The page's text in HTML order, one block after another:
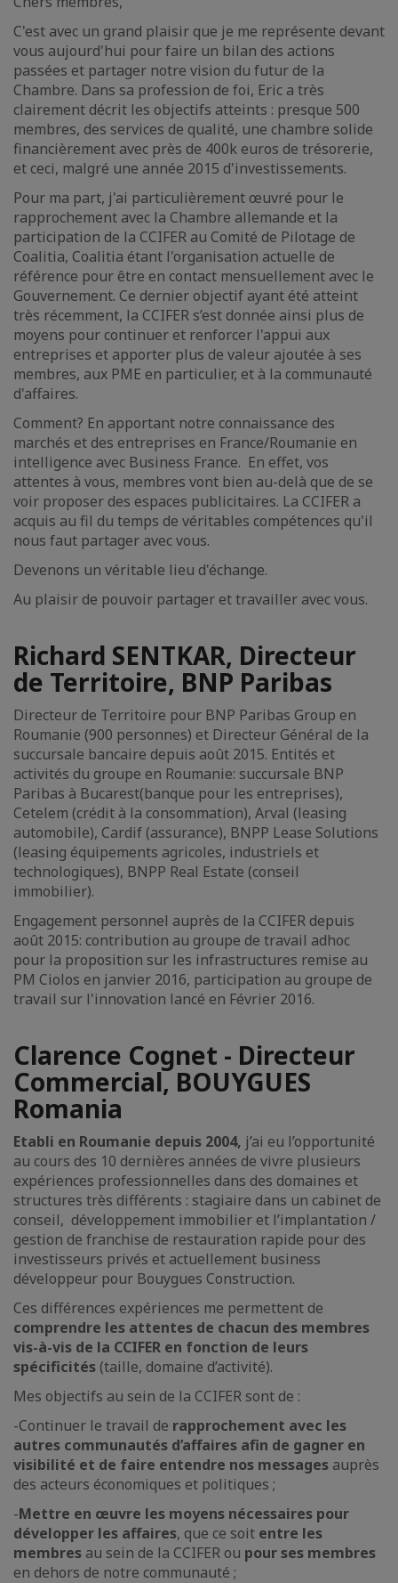
C'est avec un grand plaisir que je me représente devant
vous aujourd'hui pour faire un bilan des actions
passées et partager notre vision du futur de la
Chambre. Dans sa profession de foi, Eric a très
clairement décrit les objectifs atteints : presque 500
membres, des services de qualité, une chambre solide
financièrement avec près de 400k euros de trésorerie,
et ceci, malgré une année 2015 d'investissements.
Pour ma part, j'ai particulièrement œuvré pour le
rapprochement avec la Chambre allemande et la
participation de la CCIFER au Comité de Pilotage de
Coalitia, Coalitia étant l'organisation actuelle de
référence pour être en contact mensuellement avec le
Gouvernement. Ce dernier objectif ayant été atteint
très récemment, la CCIFER s’est donnée ainsi plus de
moyens pour continuer et renforcer l'appui aux
entreprises et apporter plus de valeur ajoutée à ses
membres, aux PME en particulier, et à la communauté
d'affaires.
Comment? En apportant notre connaissance des
marchés et des entreprises en France/Roumanie en
intelligence avec Business France. En effet, vos
attentes à vous, membres vont bien au-delà que de se
voir proposer des espaces publicitaires. La CCIFER a
acquis au fil du temps de véritables compétences qu'il
nous faut partager avec vous.
Devenons un véritable lieu d'échange.
Au plaisir de pouvoir partager et travailler avec vous.
Richard SENTKAR, Directeur
de Territoire, BNP Paribas
Directeur de Territoire pour BNP Paribas Group en
Roumanie (900 personnes) et Directeur Général de la
succursale bancaire depuis août 2015. Entités et
activités du groupe en Roumanie: succursale BNP
Paribas à Bucarest(banque pour les entreprises),
Cetelem (crédit à la consommation), Arval (leasing
automobile), Cardif (assurance), BNPP Lease Solutions
(leasing équipements agricoles, industriels et
technologiques), BNPP Real Estate (conseil
immobilier).
Engagement personnel auprès de la CCIFER depuis
août 2015: contribution au groupe de travail adhoc
pour la proposition sur les infrastructures remise au
PM Ciolos en janvier 2016, participation au groupe de
travail sur l'innovation lancé en Février 2016.
Clarence Cognet - Directeur
Commercial, BOUYGUES
Romania
Etabli en Roumanie depuis 2004, j’ai eu l’opportunité
au cours des 10 dernières années de vivre plusieurs
expériences professionnelles dans des domaines et
structures très différents : stagiaire dans un cabinet de
conseil, développement immobilier et l’implantation /
gestion de franchise de restauration rapide pour des
investisseurs privés et actuellement business
développeur pour Bouygues Construction.
Ces différences expériences me permettent de
comprendre les attentes de chacun des membres
vis-à-vis de la CCIFER en fonction de leurs
spécificités (taille, domaine d’activité).
Mes objectifs au sein de la CCIFER sont de :
-Continuer le travail de rapprochement avec les
autres communautés d’affaires afin de gagner en
visibilité et de faire entendre nos messages auprès
des acteurs économiques et politiques ;
-Mettre en œuvre les moyens nécessaires pour
développer les affaires, que ce soit entre les
membres au sein de la CCIFER ou pour ses membres
en dehors de notre communauté ;